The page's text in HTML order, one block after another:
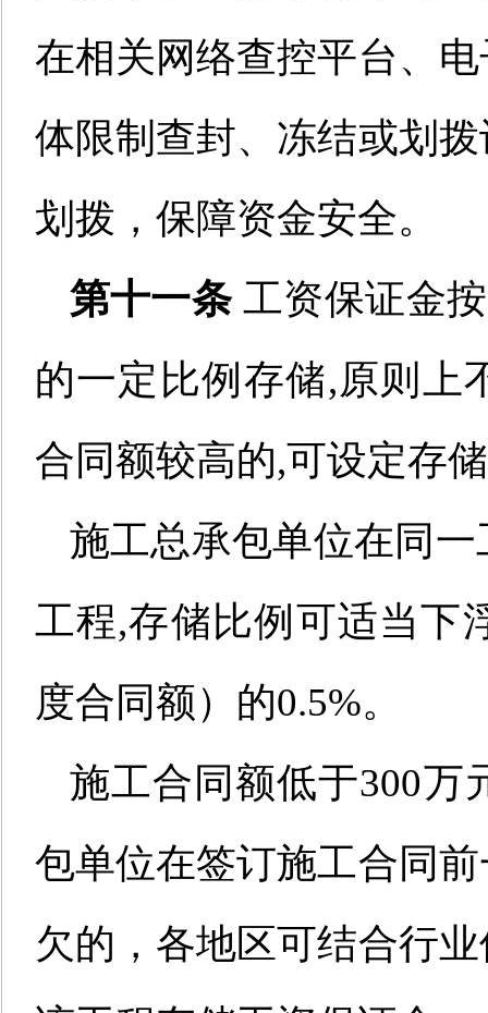
在相关网络查控平台、
体限制查封、冻结或划
划拨，保障资金安全。
第十一条 工资保证金
的一定比例存储,原则上
合同额较高的,可设定存
施工总承包单位在同一
工程,存储比例可适当下
度合同额）的0.5%。
施工合同额低于300万
包单位在签订施工合同
欠的，各地区可结合行